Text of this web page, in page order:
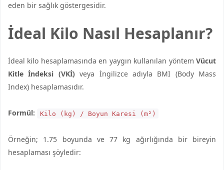
eden bir sağlık göstergesidir.
İdeal Kilo Nasıl Hesaplanır?
İdeal kilo hesaplamasında en yaygın kullanılan yöntem Vücut
Kitle İndeksi (VKİ)veya İngilizce adıyla BMI (Body Mass
Index) hesaplamasıdır.
Formül: Kilo (kg) / Boyun Karesi (m²)
Örneğin; 1.75 boyunda ve 77 kg ağırlığında bir bireyin
hesaplaması şöyledir: